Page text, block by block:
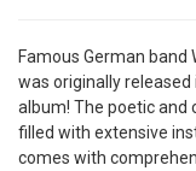
Famous German band
was originally released
album! The poetic
filled with extensive
comes with